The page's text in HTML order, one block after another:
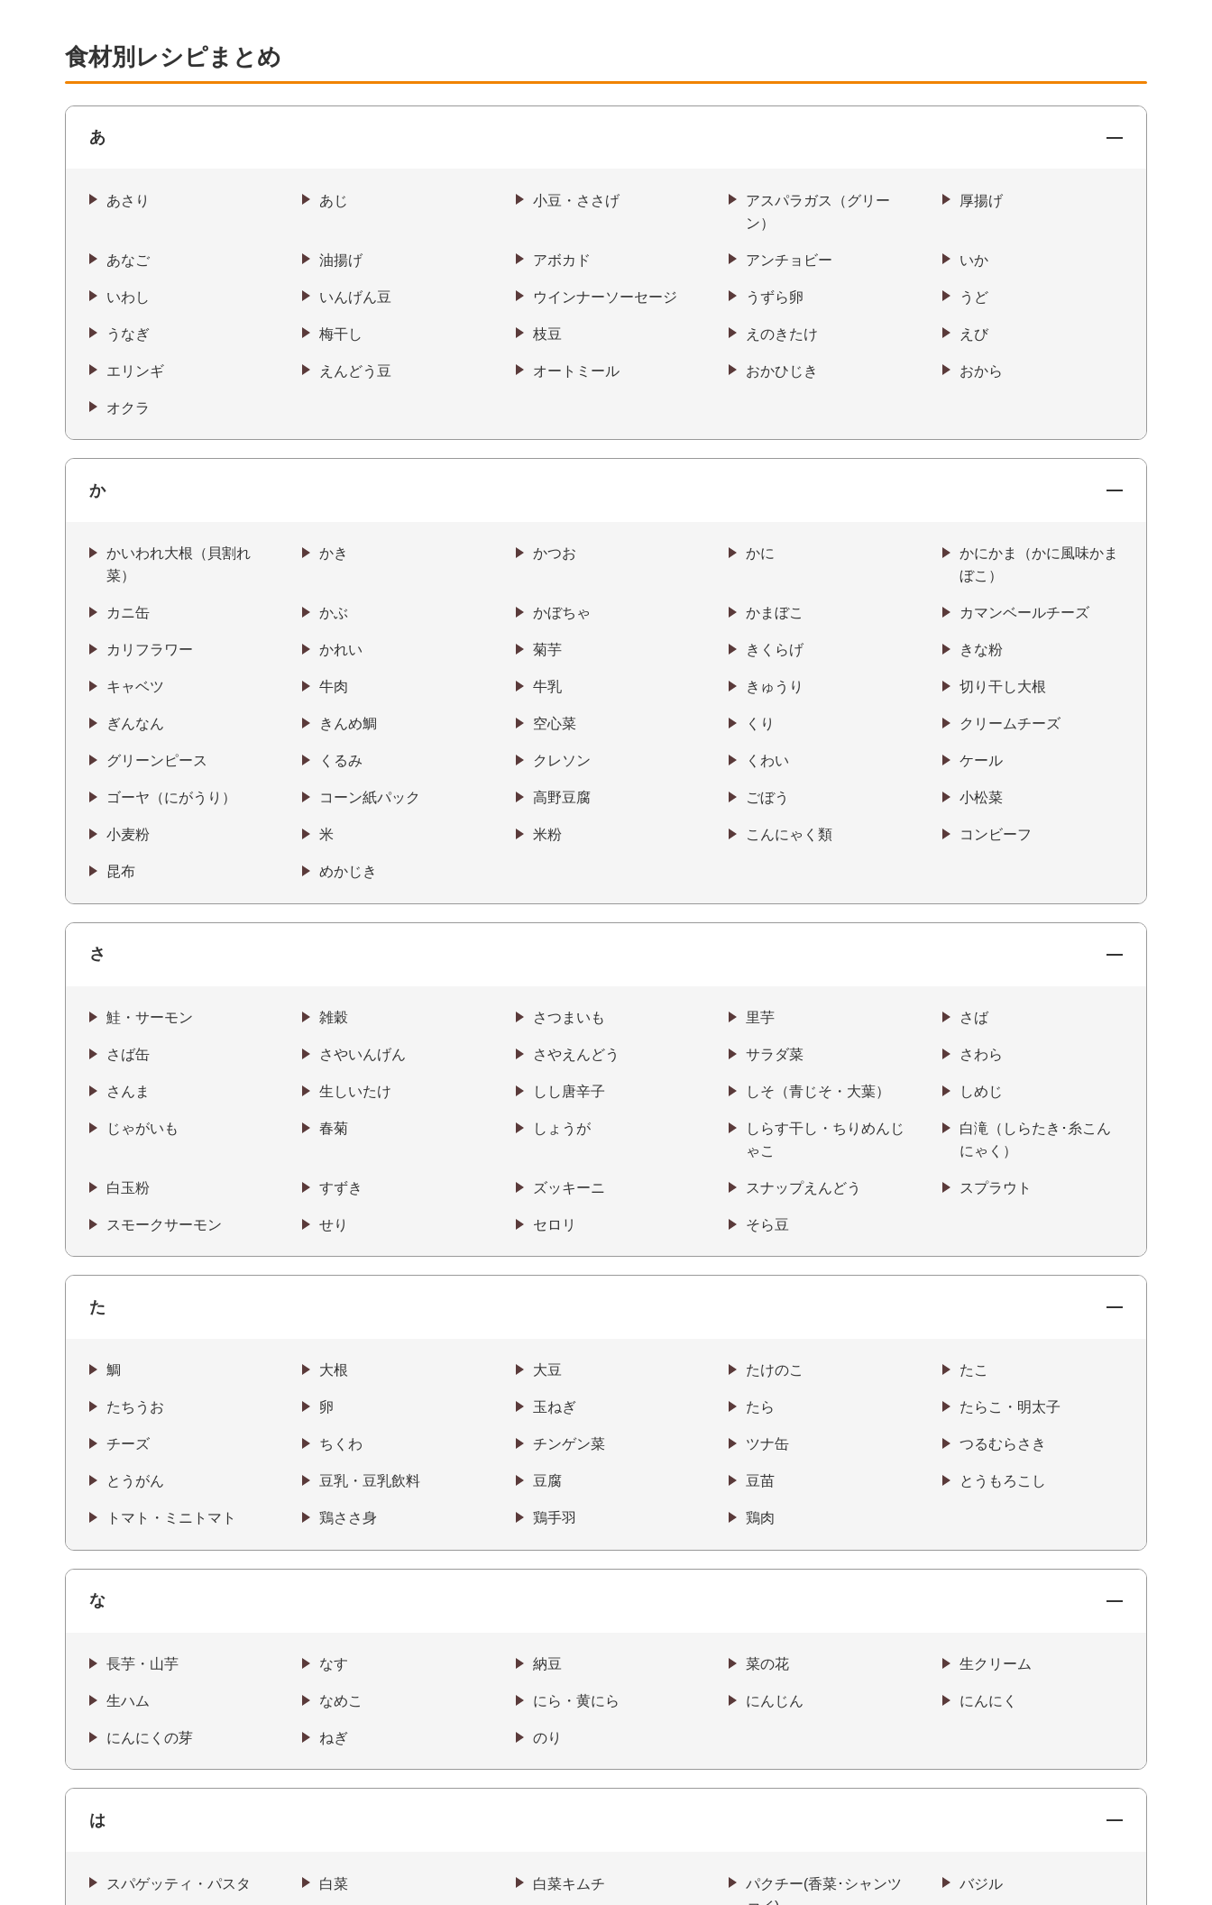
食材別レシピまとめ
あ
あさり あじ 小豆・ささげ
アスパラガス（グリー
ン）
厚揚げ
あなご 油揚げ アボカド アンチョビー いか
いわし いんげん豆 ウインナーソーセージ うずら卵 うど
うなぎ 梅干し 枝豆 えのきたけ えび
エリンギ えんどう豆 オートミール おかひじき おから
オクラ
か
かいわれ大根（貝割れ
菜）
かき かつお かに
かにかま（かに風味かま
ぼこ）
カニ缶 かぶ かぼちゃ かまぼこ カマンベールチーズ
カリフラワー かれい 菊芋 きくらげ きな粉
キャベツ 牛肉 牛乳 きゅうり 切り干し大根
ぎんなん きんめ鯛 空心菜 くり クリームチーズ
グリーンピース くるみ クレソン くわい ケール
ゴーヤ（にがうり） コーン紙パック 高野豆腐 ごぼう 小松菜
小麦粉 米 米粉 こんにゃく類 コンビーフ
昆布 めかじき
さ
鮭・サーモン 雑穀 さつまいも 里芋 さば
さば缶 さやいんげん さやえんどう サラダ菜 さわら
さんま 生しいたけ しし唐辛子 しそ（青じそ・大葉） しめじ
じゃがいも 春菊 しょうが
しらす干し・ちりめんじ
ゃこ
白滝（しらたき･糸こん
にゃく）
白玉粉 すずき ズッキーニ スナップえんどう スプラウト
スモークサーモン せり セロリ そら豆
た
鯛 大根 大豆 たけのこ たこ
たちうお 卵 玉ねぎ たら たらこ・明太子
チーズ ちくわ チンゲン菜 ツナ缶 つるむらさき
とうがん 豆乳・豆乳飲料 豆腐 豆苗 とうもろこし
トマト・ミニトマト 鶏ささ身 鶏手羽 鶏肉
な
長芋・山芋 なす 納豆 菜の花 生クリーム
生ハム なめこ にら・黄にら にんじん にんにく
にんにくの芽 ねぎ のり
は
スパゲッティ・パスタ 白菜 白菜キムチ
パクチー(香菜･シャンツ
バジル